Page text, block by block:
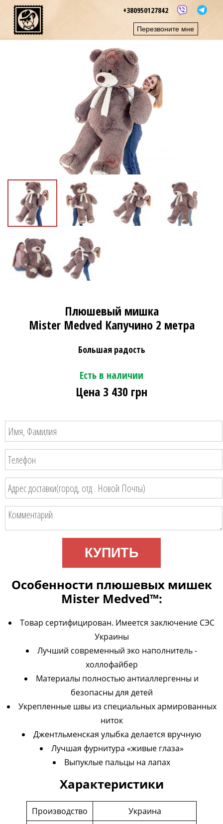
+380950127842
Перезвоните мне
Плюшевый мишка
Mister Medved Капучино 2 метра
Большая радость
Есть в наличии
Цена 3 430 грн
КУПИТЬ
Особенности плюшевых мишек
Mister Medved™:
Товар сертифицирован. Имеется заключение СЭС
Украины
Лучший современный эко наполнитель -
холлофайбер
Материалы полностью антиаллергенны и
безопасны для детей
Укрепленные швы из специальных армированных
ниток
Джентльменская улыбка делается вручную
Лучшая фурнитура «живые глаза»
Выпуклые пальцы на лапах
Характеристики
Производство Украина